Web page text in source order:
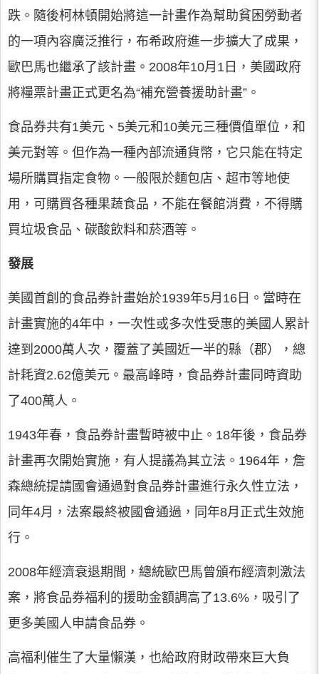
跌。隨後柯林頓開始將這一計畫作為幫助貧困勞動者
的一項內容廣泛推行，布希政府進一步擴大了成果，
歐巴馬也繼承了該計畫。2008年10月1日，美國政府
將糧票計畫正式更名為“補充營養援助計畫”。
食品券共有1美元、5美元和10美元三種價值單位，和
美元對等。但作為一種內部流通貨幣，它只能在特定
場所購買指定食物。一般限於麵包店、超市等地使
用，可購買各種果蔬食品，不能在餐館消費，不得購
買垃圾食品、碳酸飲料和菸酒等。
發展
美國首創的食品券計畫始於1939年5月16日。當時在
計畫實施的4年中，一次性或多次性受惠的美國人累計
達到2000萬人次，覆蓋了美國近一半的縣（郡），總
計耗資2.62億美元。最高峰時，食品券計畫同時資助
了400萬人。
1943年春，食品券計畫暫時被中止。18年後，食品券
計畫再次開始實施，有人提議為其立法。1964年，詹
森總統提請國會通過對食品券計畫進行永久性立法，
同年4月，法案最終被國會通過，同年8月正式生效施
行。
2008年經濟衰退期間，總統歐巴馬曾頒布經濟刺激法
案，將食品券福利的援助金額調高了13.6%，吸引了
更多美國人申請食品券。
高福利催生了大量懶漢，也給政府財政帶來巨大負